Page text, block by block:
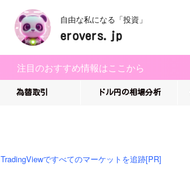
自由な私になる「投資」
erovers.jp
注目のおすすめ情報はここから
為替取引 ドル円の相場分析
TradingViewですべてのマーケットを追跡[PR]